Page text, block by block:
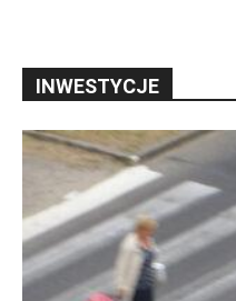
INWESTYCJE